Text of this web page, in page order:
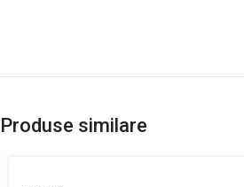
Produse similare